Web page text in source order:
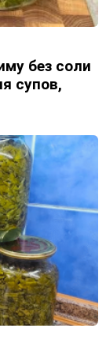
без соли
супов,